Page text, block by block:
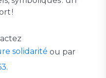
!
solidarité ou par